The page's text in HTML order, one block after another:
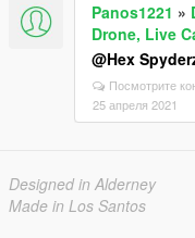
Panos1221 »
Drone, Live
@Hex
Посмотрите
25 апреля 2021
Designed in Alderney
Made in Los Santos